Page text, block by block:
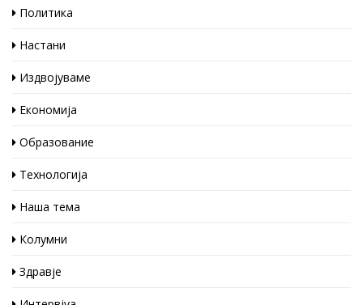
Политика
Настани
Издвојуваме
Економија
Образование
Технологија
Наша тема
Колумни
Здравје